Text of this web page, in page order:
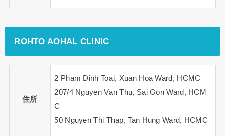
ROHTO AOHAL CLINIC
住所
2 Pham Dinh Toai, Xuan Hoa Ward, HCMC
207/4 Nguyen Van Thu, Sai Gon Ward, HCM
C
50 Nguyen Thi Thap, Tan Hung Ward, HCMC